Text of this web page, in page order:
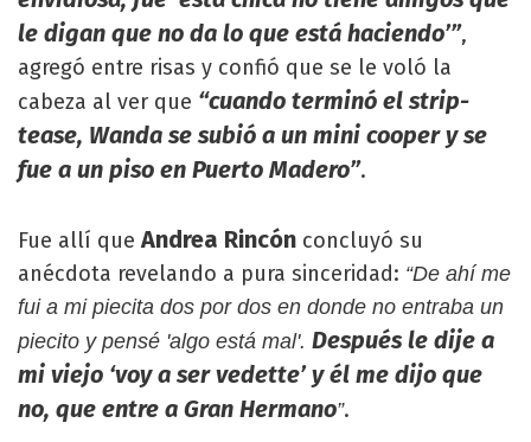
le digan que no da lo que está haciendo’”,
agregó entre risas y confió que se le voló la
cabeza al ver que “cuando terminó el strip-
tease, Wanda se subió a un mini cooper y se
fue a un piso en Puerto Madero”.
Fue allí queAndrea Rincón concluyó su
anécdota revelando a pura sinceridad: “De ahí me
fui a mi piecita dos por dos en donde no entraba un
piecito y pensé 'algo está mal'. Después le dije a
mi viejo ‘voy a ser vedette’ y él me dijo que
no, que entre a Gran Hermano”.